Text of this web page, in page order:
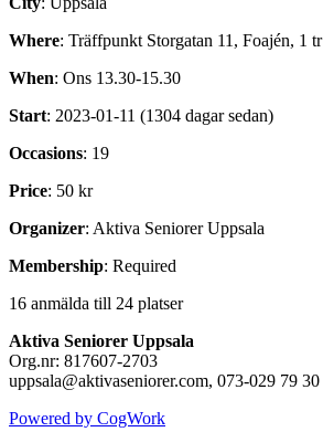
Where: Träffpunkt Storgatan 11, Foajén, 1 tr
When: Ons 13.30-15.30
Start: 2023-01-11 (1304 dagar sedan)
Occasions: 19
Price: 50 kr
Organizer: Aktiva Seniorer Uppsala
Membership: Required
16 anmälda till 24 platser
Aktiva Seniorer Uppsala
Org.nr: 817607-2703
uppsala@aktivaseniorer.com, 073-029 79 30
Powered by CogWork